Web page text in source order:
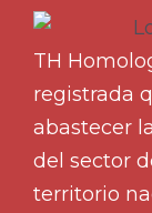
TH
registrada
abastecer
del sector
territorio